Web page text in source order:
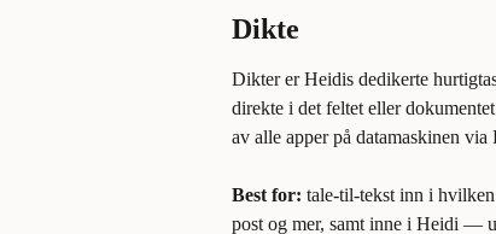
Dikte
Dikter er Heidis dedikerte
direkte i det feltet eller
av alle apper på datamaskinen via
Best for: tale-til-tekst inn i hvilken
post og mer, samt inne i Heidi —